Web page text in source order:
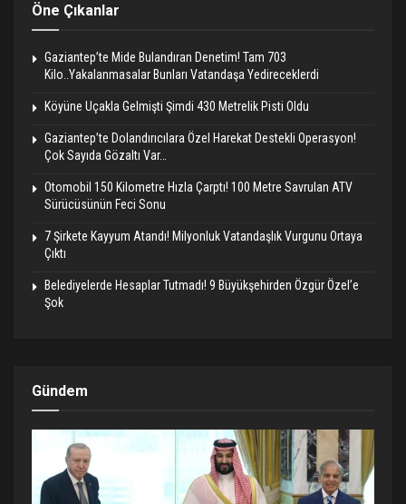
Öne Çıkanlar
Gaziantep’te Mide Bulandıran Denetim! Tam 703
Kilo..Yakalanmasalar Bunları Vatandaşa Yedireceklerdi
Köyüne Uçakla Gelmişti Şimdi 430 Metrelik Pisti Oldu
Gaziantep’te Dolandırıcılara Özel Harekat Destekli Operasyon!
Çok Sayıda Gözaltı Var…
Otomobil 150 Kilometre Hızla Çarptı! 100 Metre Savrulan ATV
Sürücüsünün Feci Sonu
7 Şirkete Kayyum Atandı! Milyonluk Vatandaşlık Vurgunu Ortaya
Çıktı
Belediyelerde Hesaplar Tutmadı! 9 Büyükşehirden Özgür Özel’e
Şok
Gündem